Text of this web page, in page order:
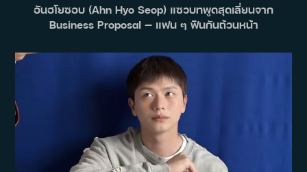
อันฮโยซอบ (Ahn Hyo Seop) แซวบทพูดสุดเลี่ยนจาก
Business Proposal — แฟน ๆ ฟินกันถ้วนหน้า